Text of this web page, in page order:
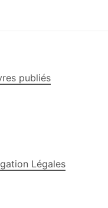
publiés
Légales